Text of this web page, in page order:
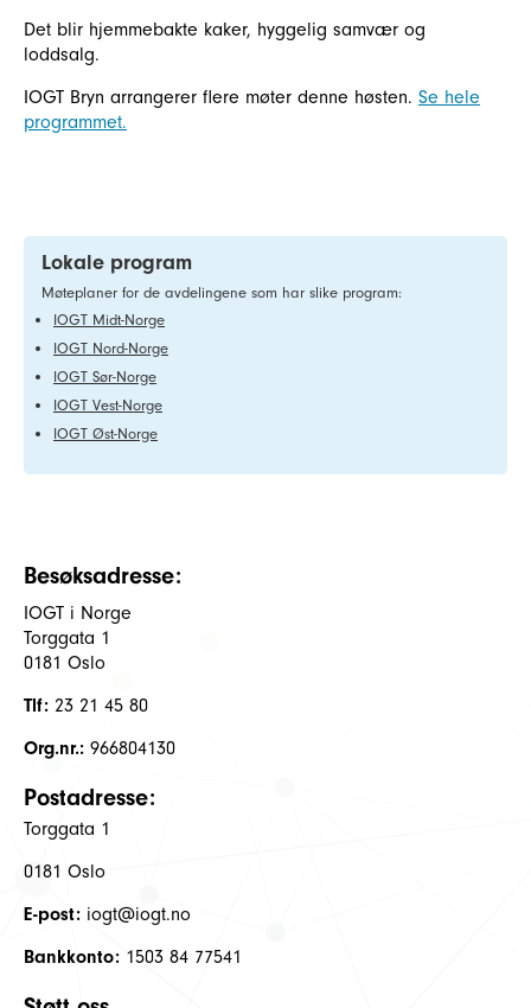
Det blir hjemmebakte kaker, hyggelig samvær og
loddsalg.
IOGT Bryn arrangerer flere møter denne høsten. Se hele
programmet.
Lokale program
Møteplaner for de avdelingene som har slike program:
IOGT Midt-Norge
IOGT Nord-Norge
IOGT Sør-Norge
IOGT Vest-Norge
IOGT Øst-Norge
Besøksadresse:
IOGT i Norge
Torggata 1
0181 Oslo
Tlf: 23 21 45 80
Org.nr.: 966804130
Postadresse:
Torggata 1
0181 Oslo
E-post: iogt@iogt.no
Bankkonto: 1503 84 77541